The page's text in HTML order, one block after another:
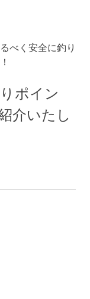
べく安全に釣り
ポイン
介いたし